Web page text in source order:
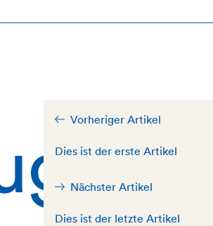
Vorheriger Artikel
Dies ist der erste Artikel
Nächster Artikel
Dies ist der letzte Artikel